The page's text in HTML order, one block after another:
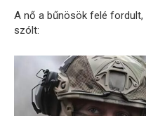
A nő a bűnösök felé fordult,
szólt: